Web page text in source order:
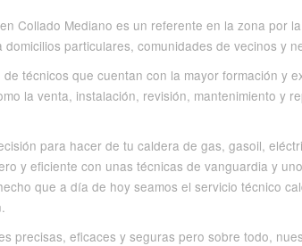
Collado Mediano es un referente en la zona por
particulares, comunidades de vecinos y
técnicos que cuentan con la mayor formación y
la venta, instalación, revisión, mantenimiento y
para hacer de tu caldera de gas, gasoil,
y eficiente con unas técnicas de vanguardia y
que a día de hoy seamos el servicio técnico
precisas, eficaces y seguras pero sobre todo,